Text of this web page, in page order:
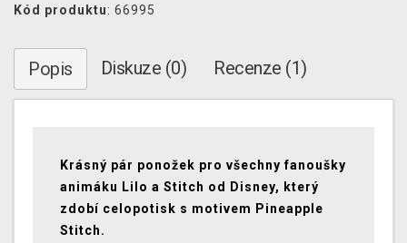
Kód produktu: 66995
Popis Diskuze (0) Recenze (1)
Krásný pár ponožek pro všechny fanoušky
animáku Lilo a Stitch od Disney, který
zdobí celopotisk s motivem Pineapple
Stitch.